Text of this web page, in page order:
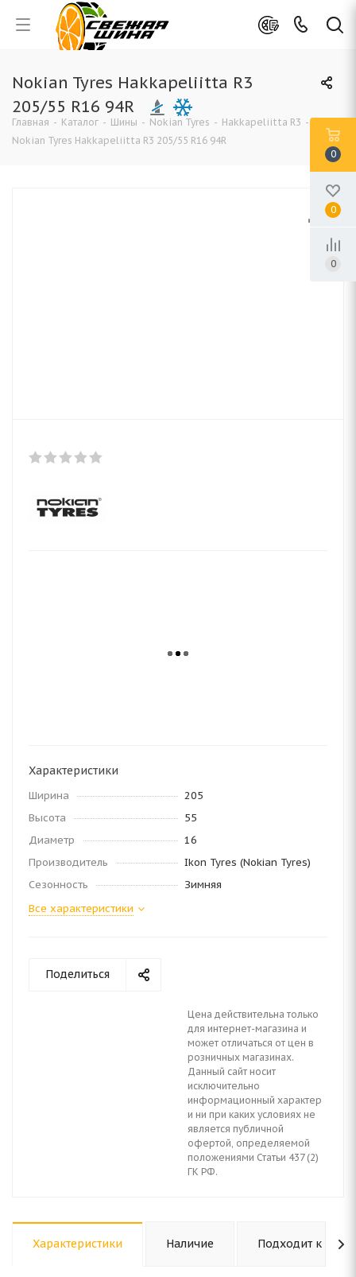
Nokian Tyres Hakkapeliitta R3
205/55 R16 94R
Главная - Каталог - Шины - Nokian Tyres - Hakkapeliitta R3 -
Nokian Tyres Hakkapeliitta R3 205/55 R16 94R
Характеристики
Ширина
205
Высота
55
Диаметр
16
Производитель
Ikon Tyres (Nokian Tyres)
Сезонность
Зимняя
Все характеристики
Поделиться
Цена действительна только
для интернет-магазина и
может отличаться от цен в
розничных магазинах.
Данный сайт носит
исключительно
информационный характер
и ни при каких условиях не
является публичной
офертой, определяемой
положениями Статьи 437 (2)
ГК РФ.
Характеристики Наличие Подходит к авто
0
0
0